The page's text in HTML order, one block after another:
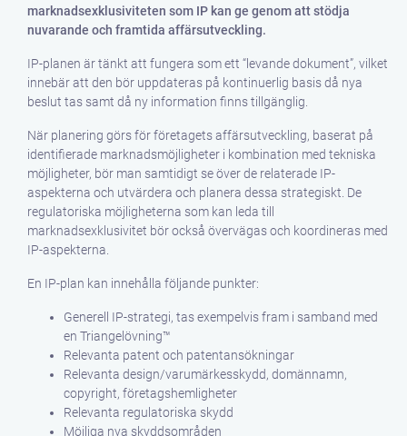
marknadsexklusiviteten som IP kan ge genom att stödja
nuvarande och framtida affärsutveckling.
IP-planen är tänkt att fungera som ett “levande dokument”, vilket
innebär att den bör uppdateras på kontinuerlig basis då nya
beslut tas samt då ny information finns tillgänglig.
När planering görs för företagets affärsutveckling, baserat på
identifierade marknadsmöjligheter i kombination med tekniska
möjligheter, bör man samtidigt se över de relaterade IP-
aspekterna och utvärdera och planera dessa strategiskt. De
regulatoriska möjligheterna som kan leda till
marknadsexklusivitet bör också övervägas och koordineras med
IP-aspekterna.
En IP-plan kan innehålla följande punkter:
Generell IP-strategi, tas exempelvis fram i samband med
en Triangelövning™
Relevanta patent och patentansökningar
Relevanta design/varumärkesskydd, domännamn,
copyright, företagshemligheter
Relevanta regulatoriska skydd
Möjliga nya skyddsområden